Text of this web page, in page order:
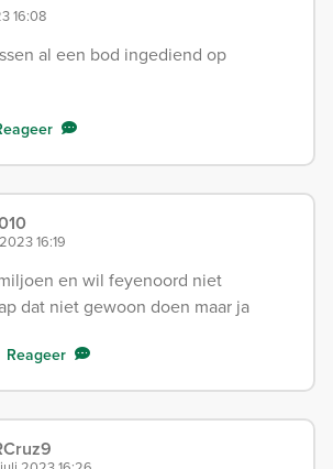
16:08
al een bod ingediend op
16:19
en wil feyenoord niet
dat niet gewoon doen maar ja
Reageer